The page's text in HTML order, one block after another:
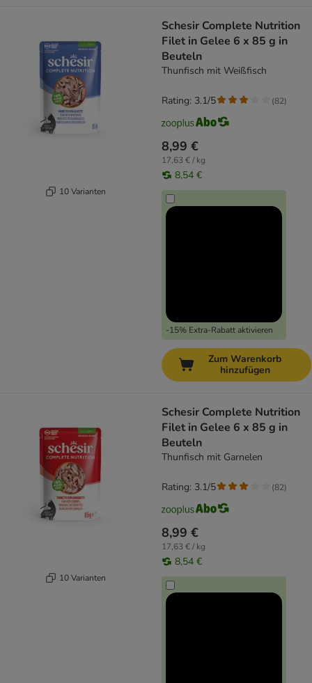
10 Varianten
Schesir Complete Nutrition
Filet in Gelee 6 x 85 g in
Beuteln
Thunfisch mit Weißfisch
8,99 €
17,63 € / kg
8,54 €
-15% Extra-Rabatt aktivieren
Rating: 3.1/5 (82)
Zum Warenkorb
hinzufügen
10 Varianten
Schesir Complete Nutrition
Filet in Gelee 6 x 85 g in
Beuteln
Thunfisch mit Garnelen
8,99 €
17,63 € / kg
8,54 €
Rating: 3.1/5 (82)